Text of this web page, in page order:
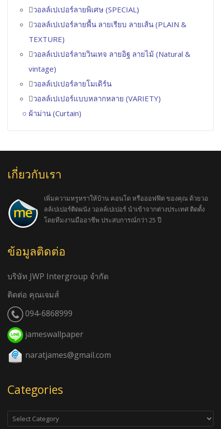
วอลล์เปเปอร์ลายพิเศษ (SPECIAL)
วอลล์เปเปอร์ลายพื้น ลายเรียบ ลายเส้น (PLAIN &
TEXTURE)
วอลล์เปเปอร์ลายวินเทจ ลายอิฐ ลายไม้ (Natural &
vintage)
วอลล์เปเปอร์ลายโมเดิร์น
วอลล์เปเปอร์แบบหลากหลาย (VARIETY)
ผ้าม่าน (Curtain)
เกี่ยวกับเรา
เพิ่มความหรูหราให้บ้าน คอนโด หรือออฟฟิต ของคุณ ด้วยวอ
ลล์เปเปอร์ติดผนัง วอลล์เปเปอร์ นำเข้าจากต่างประเทศ ติดตั้ง
โดยทีมงานมืออาชีพ ประสบการณ์กว่า 25 ปี
ข้อมูลติดต่อ
บริษัท JWP Intergroup จำกัด
ติดต่อ คุณเจมส์
094-6868999
jameswallpaper
naratjames@gmail.com
Categories
Categories